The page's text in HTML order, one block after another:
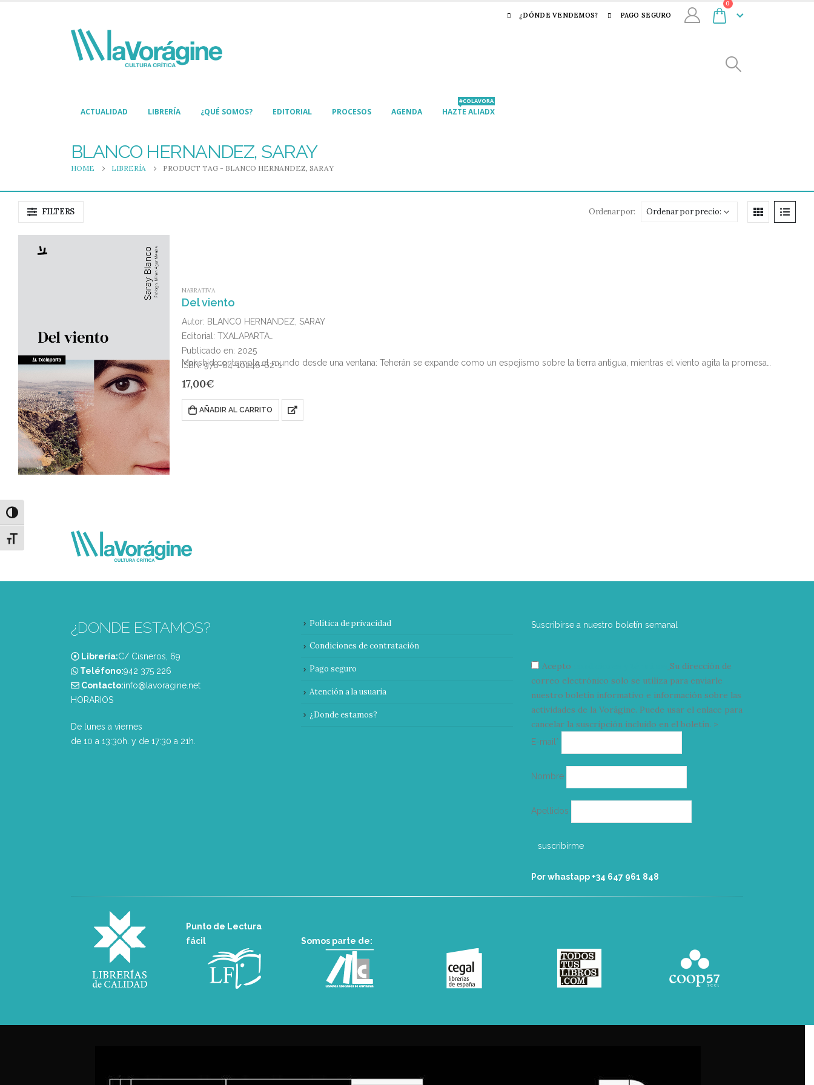
Alternar alto contraste
Alternar tamaño de letra
¿DÓNDE VENDEMOS? PAGO SEGURO
0
ACTUALIDAD LIBRERÍA ¿QUÉ SOMOS? EDITORIAL PROCESOS AGENDA HAZTE ALIADX
#COLAVORA
BLANCO HERNANDEZ, SARAY
HOME LIBRERÍA PRODUCT TAG - BLANCO HERNANDEZ, SARAY
FILTERS Ordenar por:
NARRATIVA
Del viento
Autor: BLANCO HERNANDEZ, SARAY
Editorial: TXALAPARTA
Publicado en: 2025
ISBN: 978-84-10246-62-1
Mahshid contempla el mundo desde una ventana: Teherán se expande como un espejismo sobre la tierra antigua, mientras el viento agita la promesa…
17,00€
AÑADIR AL CARRITO
¿DONDE ESTAMOS?
Librería:C/ Cisneros, 69
Teléfono:‭942 375 226‬
Contacto:info@lavoragine.net
HORARIOS
De lunes a viernes
de 10 a 13:30h. y de 17:30 a 21h.
Política de privacidad
Condiciones de contratación
Pago seguro
Atención a la usuaria
¿Donde estamos?
Suscribirse a nuestro boletín semanal
Acepto
Su dirección de
correo electrónico solo se utiliza para enviarle
nuestro boletín informativo e información sobre las
actividades de la Vorágine. Puede usar el enlace para
cancelar la suscripción incluido en el boletín. >
E-mail*
electrónico
Nombre
Apellidos
Por whastapp +34 ‭647 961 848‬
Punto de Lectura
fácil
Somos parte de: